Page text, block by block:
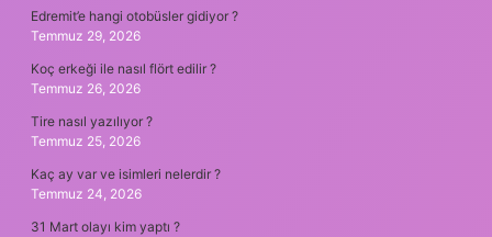
Edremit’e hangi otobüsler gidiyor ?
Temmuz 29, 2026
Koç erkeği ile nasıl flört edilir ?
Temmuz 26, 2026
Tire nasıl yazılıyor ?
Temmuz 25, 2026
Kaç ay var ve isimleri nelerdir ?
Temmuz 24, 2026
31 Mart olayı kim yaptı ?